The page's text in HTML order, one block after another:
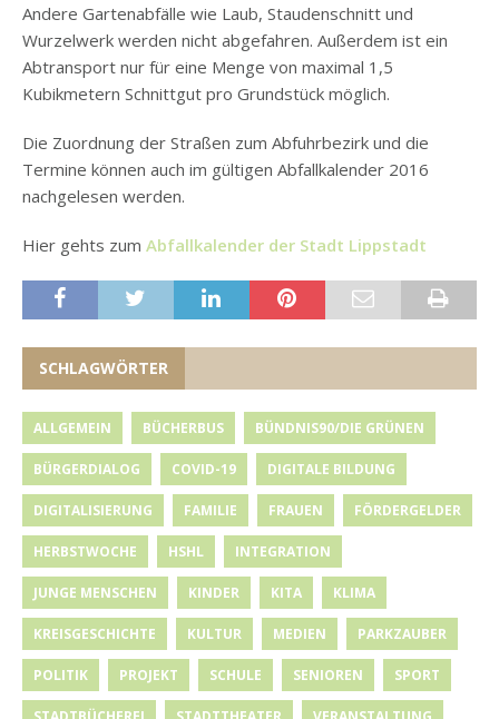
Andere Gartenabfälle wie Laub, Staudenschnitt und
Wurzelwerk werden nicht abgefahren. Außerdem ist ein
Abtransport nur für eine Menge von maximal 1,5
Kubikmetern Schnittgut pro Grundstück möglich.
Die Zuordnung der Straßen zum Abfuhrbezirk und die
Termine können auch im gültigen Abfallkalender 2016
nachgelesen werden.
Hier gehts zum Abfallkalender der Stadt Lippstadt
SCHLAGWÖRTER
ALLGEMEIN BÜCHERBUS BÜNDNIS90/DIE GRÜNEN
BÜRGERDIALOG COVID-19 DIGITALE BILDUNG
DIGITALISIERUNG FAMILIE FRAUEN FÖRDERGELDER
HERBSTWOCHE HSHL INTEGRATION
JUNGE MENSCHEN KINDER KITA KLIMA
KREISGESCHICHTE KULTUR MEDIEN PARKZAUBER
POLITIK PROJEKT SCHULE SENIOREN SPORT